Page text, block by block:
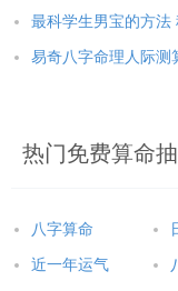
最科学生男宝的方法
易奇八字命理人际测
热门免费算命
八字算命
近一年运气